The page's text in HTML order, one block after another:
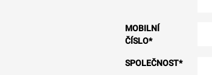
MOBILNÍ
ČÍSLO*
SPOLEČNOST*